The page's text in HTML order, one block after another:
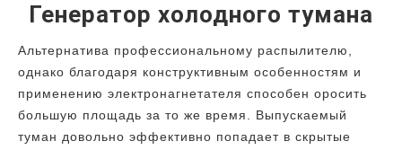
Генератор холодного тумана
Альтернатива профессиональному распылителю,
однако благодаря конструктивным особенностям и
применению электронагнетателя способен оросить
большую площадь за то же время. Выпускаемый
туман довольно эффективно попадает в скрытые